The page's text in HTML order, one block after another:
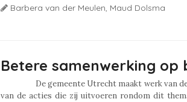
Barbera van der Meulen, Maud Dolsma
Betere samenwerking op
De gemeente Utrecht maakt werk van de
van de acties die zij uitvoeren rondom dit